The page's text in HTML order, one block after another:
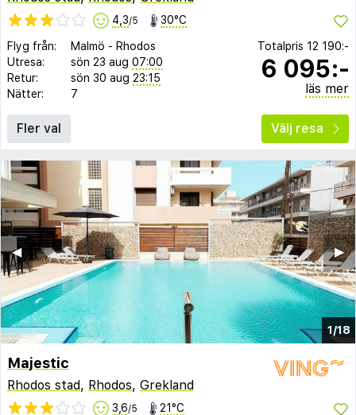
4,3/5 30°C
Flyg från: Malmö - Rhodos
Utresa:
sön 23 aug 07:00
Retur:
sön 30 aug 23:15
Nätter:
7
Totalpris 12 190:-
6 095:-
läs mer
Fler val Välj resa
1/18
▶︎
◀︎
Majestic
Rhodos stad, Rhodos, Grekland
3,6/5 21°C